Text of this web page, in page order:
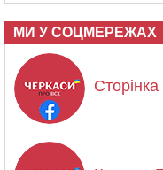
МИ У СОЦМЕРЕЖАХ